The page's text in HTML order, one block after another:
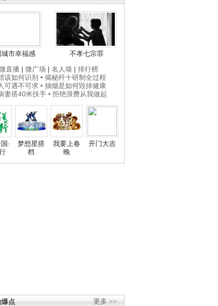
城市幸福感
不孝七宗罪
直播 | 微广场 | 名人墙 | 排行榜
该如何识别 • 揭秘歼十研制全过程
可遇不可求 • 抽烟是如何毁掉健康
妻搭40米扶手 • 拒绝浪费从我做起
·
梦想星搭
档
我要上春
晚
开门大吉
更多 >>
爆点